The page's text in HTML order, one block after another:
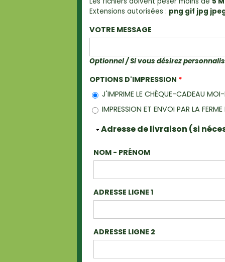
Extensions autorisées : png gif jpg
VOTRE MESSAGE
Optionnel / Si vous désirez
OPTIONS D'IMPRESSION *
J'IMPRIME LE CHÈQUE-CADEAU
IMPRESSION ET ENVOI PAR LA
Masquer
Adresse de livraison (si
NOM - PRÉNOM
ADRESSE LIGNE 1
ADRESSE LIGNE 2